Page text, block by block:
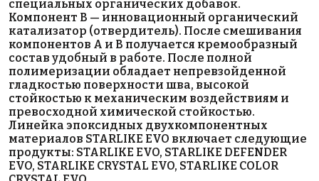
специальных органических добавок.
Компонент В — инновационный органический
катализатор (отвердитель). После смешивания
компонентов А и В получается кремообразный
состав удобный в работе. После полной
полимеризации обладает непревзойденной
гладкостью поверхности шва, высокой
стойкостью к механическим воздействиям и
превосходной химической стойкостью.
Линейка эпоксидных двухкомпонентных
материалов STARLIKE EVO включает следующие
продукты: STARLIKE EVO, STARLIKE DEFENDER
EVO, STARLIKE CRYSTAL EVO, STARLIKE COLOR